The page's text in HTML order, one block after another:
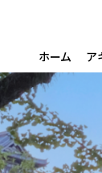
ホーム ア